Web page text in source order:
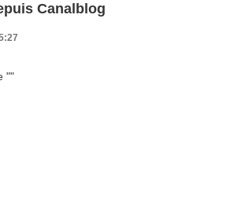
Article publié depuis Canalblog